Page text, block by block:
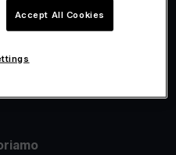
Accept All Cookies